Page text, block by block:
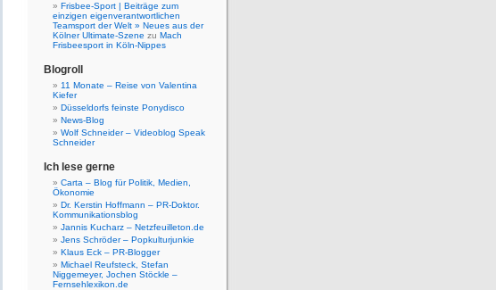
Frisbee-Sport | Beiträge zum
einzigen eigenverantwortlichen
Teamsport der Welt » Neues aus der
Kölner Ultimate-Szene zu Mach
Frisbeesport in Köln-Nippes
Blogroll
11 Monate – Reise von Valentina
Kiefer
Düsseldorfs feinste Ponydisco
News-Blog
Wolf Schneider – Videoblog Speak
Schneider
Ich lese gerne
Carta – Blog für Politik, Medien,
Ökonomie
Dr. Kerstin Hoffmann – PR-Doktor.
Kommunikationsblog
Jannis Kucharz – Netzfeuilleton.de
Jens Schröder – Popkulturjunkie
Klaus Eck – PR-Blogger
Michael Reufsteck, Stefan
Niggemeyer, Jochen Stöckle –
Fernsehlexikon.de